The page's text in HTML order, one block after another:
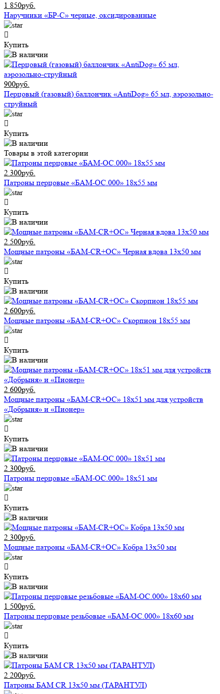
1 850руб.
Наручники «БР-С» черные, оксидированные
Купить
900руб.
Перцовый (газовый) баллончик «AntiDog» 65 мл, аэрозольно-
струйный
Купить
Товары в этой категории
2 300руб.
Патроны перцовые «БАМ-ОС.000» 18х55 мм
Купить
2 500руб.
Мощные патроны «БАМ-CR+ОС» Черная вдова 13х50 мм
Купить
2 600руб.
Мощные патроны «БАМ-CR+ОС» Скорпион 18х55 мм
Купить
2 600руб.
Мощные патроны «БАМ-CR+ОС» 18х51 мм для устройств
«Добрыня» и «Пионер»
Купить
2 300руб.
Патроны перцовые «БАМ-ОС.000» 18х51 мм
Купить
2 300руб.
Мощные патроны «БАМ-CR+ОС» Кобра 13х50 мм
Купить
1 500руб.
Патроны перцовые резьбовые «БАМ-ОС.000» 18х60 мм
Купить
2 200руб.
Патроны БАМ CR 13х50 мм (ТАРАНТУЛ)